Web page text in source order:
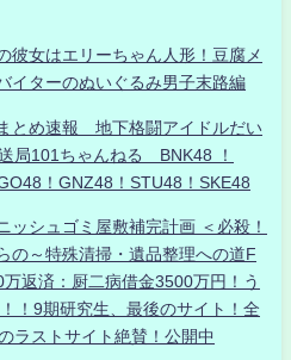
女はエリーちゃん人形！豆腐メ
イターのぬいぐるみ男子末路編
とめ速報 地下格闘アイドルだい
局101ちゃんねる BNK48 ！
！GNZ48！STU48！SKE48
ッシュゴミ屋敷補完計画 ＜必殺！
の～特殊清掃・遺品整理への道F
返済：厨二病借金3500万円！う
！9期研究生、最後のサイト！全
ラストサイト絶賛！公開中